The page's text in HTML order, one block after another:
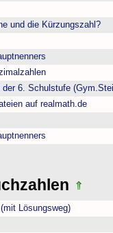
und die Kürzungszahl?
der 6. Schulstufe
auf realmath.de
Lösungsweg)